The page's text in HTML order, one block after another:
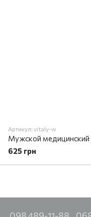
Артикул: vitaly-w
Мужской медицинский
625 грн